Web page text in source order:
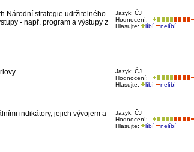
Jazyk: ČJ
Hodnocení:
Hlasujte:
líbí nelíbí
Národní strategie udržitelného
- např. program a výstupy z
Jazyk: ČJ
Hodnocení:
Hlasujte:
líbí nelíbí
Jazyk: ČJ
Hodnocení:
Hlasujte:
líbí nelíbí
indikátory, jejich vývojem a